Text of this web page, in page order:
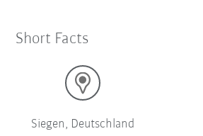
Short Facts
Siegen, Deutschland